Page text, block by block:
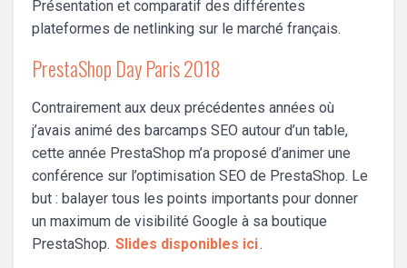
Présentation et comparatif des différentes
plateformes de netlinking sur le marché français.
PrestaShop Day Paris 2018
Contrairement aux deux précédentes années où
j’avais animé des barcamps SEO autour d’un table,
cette année PrestaShop m’a proposé d’animer une
conférence sur l’optimisation SEO de PrestaShop. Le
but : balayer tous les points importants pour donner
un maximum de visibilité Google à sa boutique
PrestaShop. Slides disponibles ici.